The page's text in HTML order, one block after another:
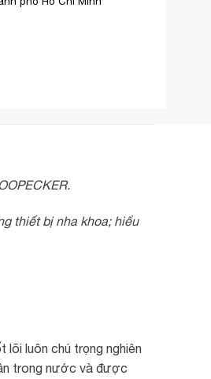
thiết bị nha khoa; hiểu
lõi luôn chú trọng nghiên
trong nước và được